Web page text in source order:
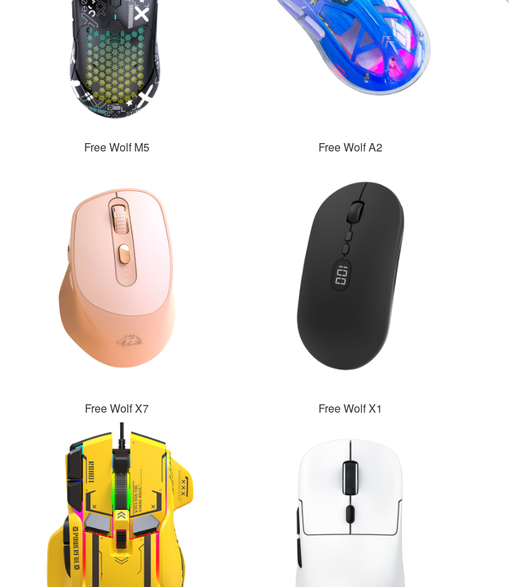
Free Wolf M5 Free Wolf A2
Free Wolf X7 Free Wolf X1